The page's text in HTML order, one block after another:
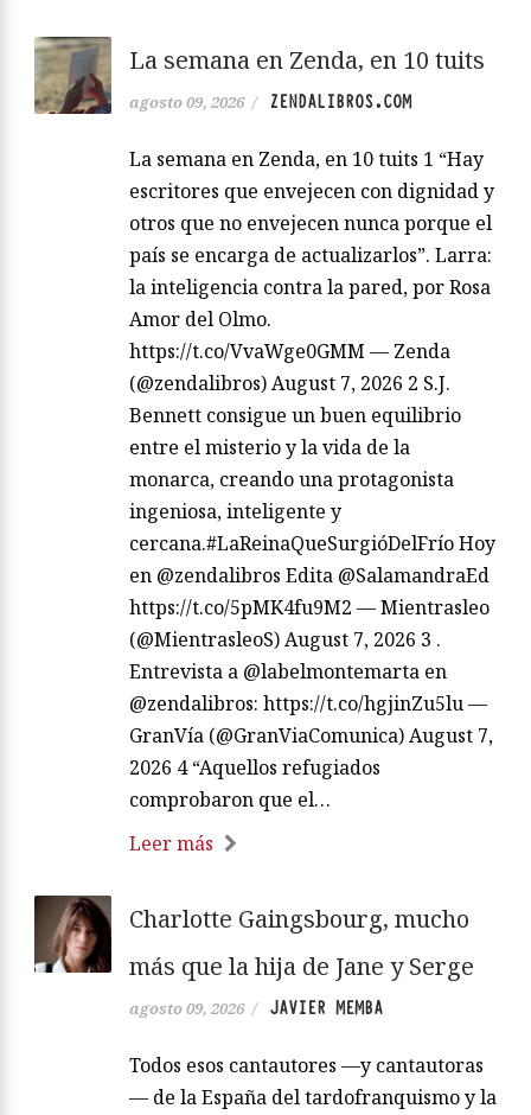
La semana en Zenda, en 10 tuits
agosto 09, 2026 / ZENDALIBROS.COM
La semana en Zenda, en 10 tuits 1 “Hay
escritores que envejecen con dignidad y
otros que no envejecen nunca porque el
país se encarga de actualizarlos”. Larra:
la inteligencia contra la pared, por Rosa
Amor del Olmo.
https://t.co/VvaWge0GMM — Zenda
(@zendalibros) August 7, 2026 2 S.J.
Bennett consigue un buen equilibrio
entre el misterio y la vida de la
monarca, creando una protagonista
ingeniosa, inteligente y
cercana.#LaReinaQueSurgióDelFrío Hoy
en @zendalibros Edita @SalamandraEd
https://t.co/5pMK4fu9M2 — Mientrasleo
(@MientrasleoS) August 7, 2026 3 .
Entrevista a @labelmontemarta en
@zendalibros: https://t.co/hgjinZu5lu —
GranVía (@GranViaComunica) August 7,
2026 4 “Aquellos refugiados
comprobaron que el…
Leer más
Charlotte Gaingsbourg, mucho
más que la hija de Jane y Serge
agosto 09, 2026 / JAVIER MEMBA
Todos esos cantautores —y cantautoras
— de la España del tardofranquismo y la